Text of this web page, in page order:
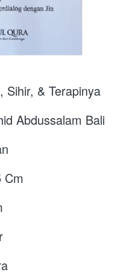
Sihir, & Terapinya
Abdussalam Bali
Cm